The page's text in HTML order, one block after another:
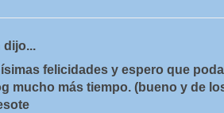
dijo...
felicidades y espero que
mucho más tiempo. (bueno y de